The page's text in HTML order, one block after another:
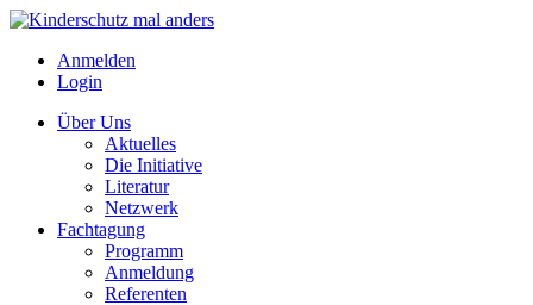
Anmelden
Login
Über Uns
Aktuelles
Die Initiative
Literatur
Netzwerk
Fachtagung
Programm
Anmeldung
Referenten